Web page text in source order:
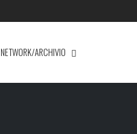
NETWORK/ARCHIVIO